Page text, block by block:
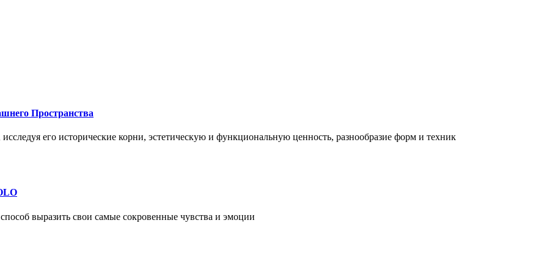
Пространства
его исторические корни, эстетическую и функциональную ценность, разнообразие форм и техник
выразить свои самые сокровенные чувства и эмоции